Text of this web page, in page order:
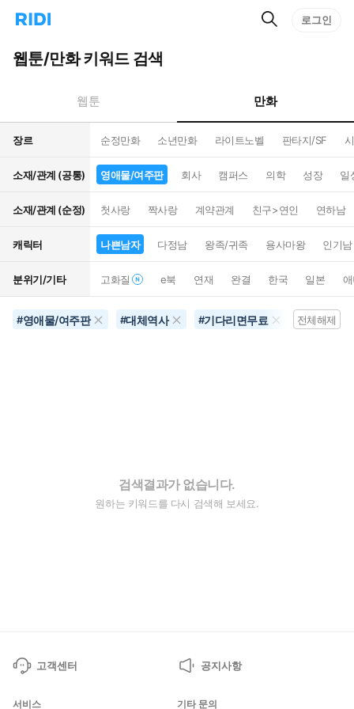
리
홈
으
턴
트
검
로그인
웹툰/만화 키워드 검색
웹툰 만화
장르 순정만화 소년만화 라이트노벨 판타지/SF
소재/관계 (공통) 영애물/여주판 회사 캠퍼스 의학 성장 일
소재/관계 (순정) 첫사랑 짝사랑 계약관계 친구>연인 연하남
캐릭터 나쁜남자 다정남 왕족/귀족 용사마왕 인기남
분위기/기타 고화질 e북 연재 완결 한국 일본
#영애물/여주판 #대체역사 #기다리면무료 #무협물
전체해제
검색결과가 없습니다.
원하는 키워드를 다시 검색해 보세요.
고객센터 공지사항
서비스 기타 문의